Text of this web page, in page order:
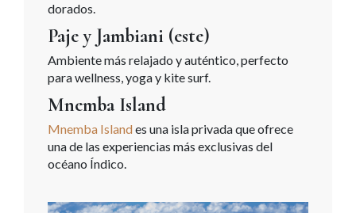
dorados.
Paje y Jambiani (este)
Ambiente más relajado y auténtico, perfecto
para wellness, yoga y kite surf.
Mnemba Island
Mnemba Islandes una isla privada que ofrece
una de las experiencias más exclusivas del
océano Índico.